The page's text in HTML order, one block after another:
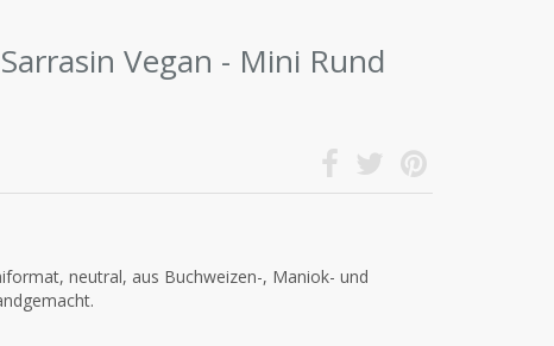
Vegan - Mini Rund
neutral, aus Buchweizen-, Maniok- und